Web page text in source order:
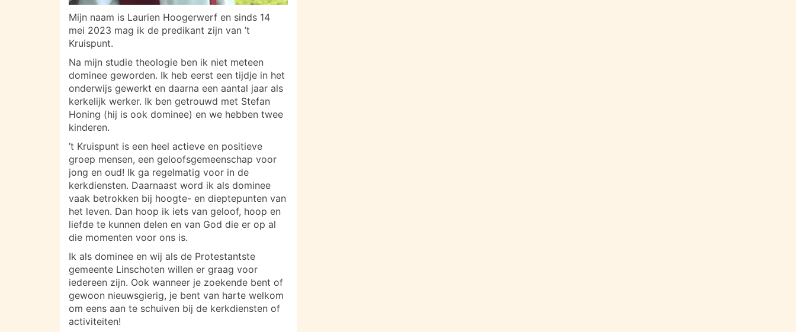
Mijn naam is Laurien Hoogerwerf en sinds 14
mei 2023 mag ik de predikant zijn van ’t
Kruispunt.
Na mijn studie theologie ben ik niet meteen
dominee geworden. Ik heb eerst een tijdje in het
onderwijs gewerkt en daarna een aantal jaar als
kerkelijk werker. Ik ben getrouwd met Stefan
Honing (hij is ook dominee) en we hebben twee
kinderen.
’t Kruispunt is een heel actieve en positieve
groep mensen, een geloofsgemeenschap voor
jong en oud! Ik ga regelmatig voor in de
kerkdiensten. Daarnaast word ik als dominee
vaak betrokken bij hoogte- en dieptepunten van
het leven. Dan hoop ik iets van geloof, hoop en
liefde te kunnen delen en van God die er op al
die momenten voor ons is.
Ik als dominee en wij als de Protestantste
gemeente Linschoten willen er graag voor
iedereen zijn. Ook wanneer je zoekende bent of
gewoon nieuwsgierig, je bent van harte welkom
om eens aan te schuiven bij de kerkdiensten of
activiteiten!